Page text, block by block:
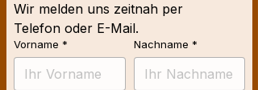
Wir melden uns zeitnah per
Telefon oder E-Mail.
Vorname * Nachname *